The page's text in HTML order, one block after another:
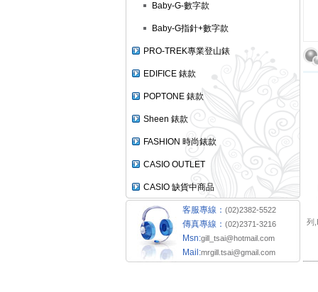
Baby-G-數字款
Baby-G指針+數字款
PRO-TREK專業登山錶
EDIFICE 錶款
POPTONE 錶款
Sheen 錶款
FASHION 時尚錶款
CASIO OUTLET
CASIO 缺貨中商品
客服專線： (02)2382-5522
傳真專線： (02)2371-3216
Msn:gill_tsai@hotmail.com
Mail:mrgill.tsai@gmail.com
列